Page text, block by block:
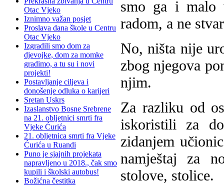
Otac Vjeko
Iznimno važan posjet
Proslava dana škole u Centru
Otac Vjeko
Izgradili smo dom za
djevojke, dom za momke
gradimo, a tu su i novi
projekti!
Postavljanje ciljeva i
donošenje odluka o karijeri
Sretan Uskrs
Izaslanstvo Bosne Srebrene
na 21. obljetnici smrti fra
Vjeke Ćurića
21. obljetnica smrti fra Vjeke
Ćurića u Ruandi
Puno je sjajnih projekata
napravljeno u 2018., čak smo
kupili i školski autobus!
Božićna čestitka
smo ga i malo
radom, a ne
No, ništa nije
zbog njegova
njim.
Za razliku od
iskoristili za
zidanjem
namještaj za
stolove, stolice.